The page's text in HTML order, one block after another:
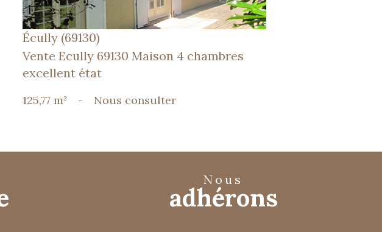
Écully (69130)
Vente Ecully 69130 Maison 4 chambres
excellent état
125,77 m² - Nous consulter
nous
adhérons